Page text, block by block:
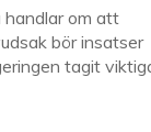
om att
bör insatser
tagit